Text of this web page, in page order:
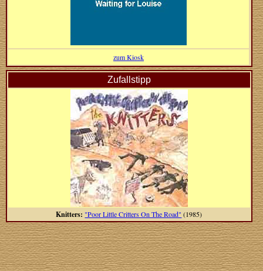
zum Kiosk
Zufallstipp
Knitters: "Poor Little Critters On The Road" (1985)